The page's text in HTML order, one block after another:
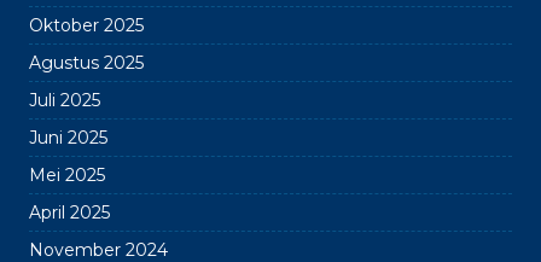
Oktober 2025
Agustus 2025
Juli 2025
Juni 2025
Mei 2025
April 2025
November 2024